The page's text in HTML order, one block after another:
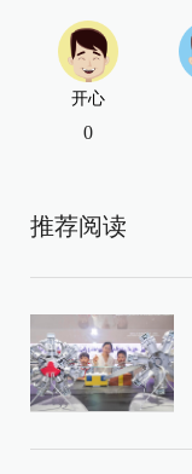
开心
0
推荐阅读